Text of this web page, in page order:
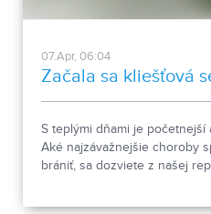
07.Apr, 06:04
Začala sa kliešťová
S teplými dňami je
Aké najzávažnejšie choroby
brániť, sa dozviete z našej